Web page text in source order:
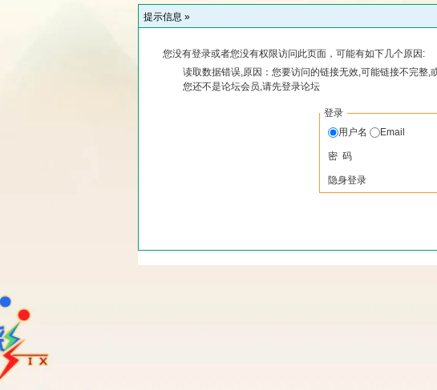
提示信息 »
您没有登录或者您没有权限访问此页面，可能有如下几个原因:
读取数据错误,原因：您要访问的链接无效,可能链接不完整,
您还不是论坛会员,请先登录论坛
登录
用户名
Email
密 码
隐身登录